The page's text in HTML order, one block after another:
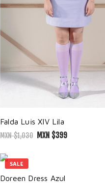
Falda Luis XIV Lila
MXN $1,030 MXN $399
SALE
Doreen Dress Azul